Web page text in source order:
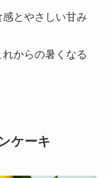
とやさしい甘み
からの暑くなる
ケーキ